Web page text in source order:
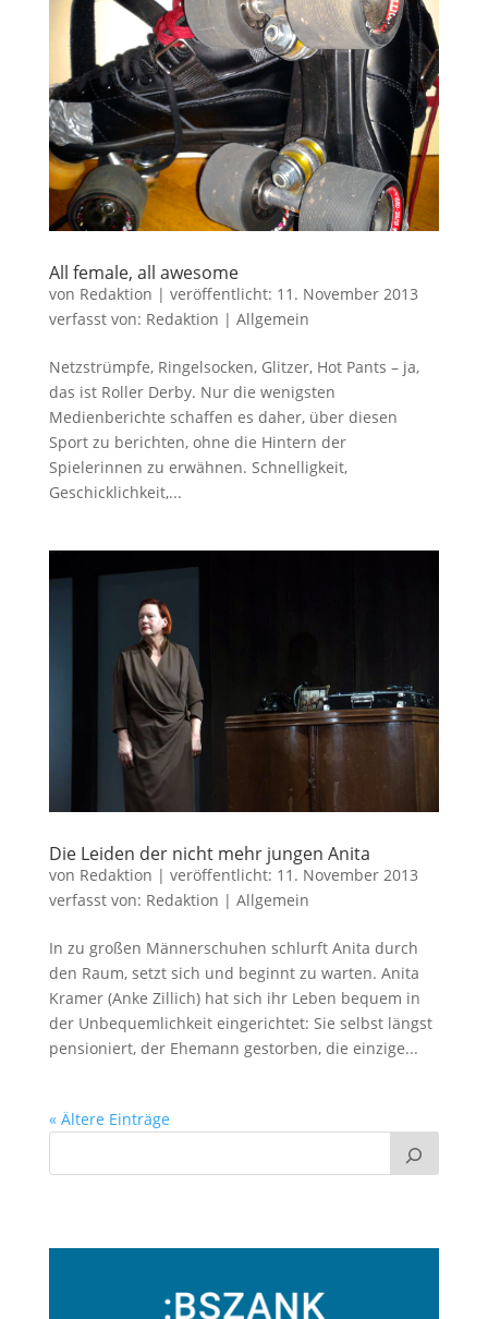
All female, all awesome
von Redaktion | veröffentlicht: 11. November 2013
verfasst von: Redaktion | Allgemein
Netzstrümpfe, Ringelsocken, Glitzer, Hot Pants – ja,
das ist Roller Derby. Nur die wenigsten
Medienberichte schaffen es daher, über diesen
Sport zu berichten, ohne die Hintern der
Spielerinnen zu erwähnen. Schnelligkeit,
Geschicklichkeit,...
Die Leiden der nicht mehr jungen Anita
von Redaktion | veröffentlicht: 11. November 2013
verfasst von: Redaktion | Allgemein
In zu großen Männerschuhen schlurft Anita durch
den Raum, setzt sich und beginnt zu warten. Anita
Kramer (Anke Zillich) hat sich ihr Leben bequem in
der Unbequemlichkeit eingerichtet: Sie selbst längst
pensioniert, der Ehemann gestorben, die einzige...
« Ältere Einträge